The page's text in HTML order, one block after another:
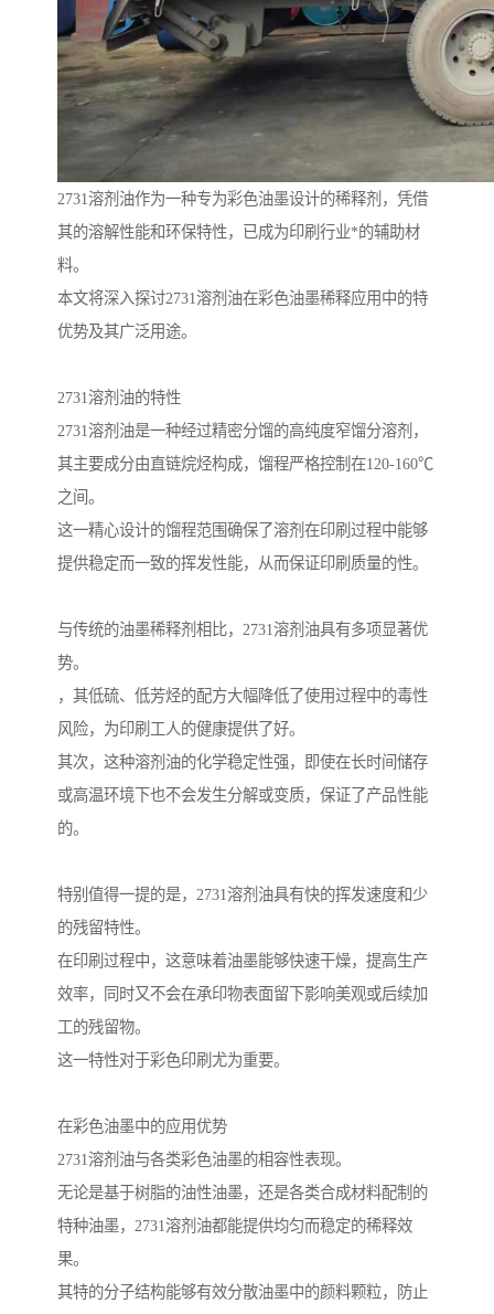
2731溶剂油作为一种专为彩色油墨设计的稀释剂，凭借
其的溶解性能和环保特性，已成为印刷行业*的辅助材
料。
本文将深入探讨2731溶剂油在彩色油墨稀释应用中的特
优势及其广泛用途。
2731溶剂油的特性
2731溶剂油是一种经过精密分馏的高纯度窄馏分溶剂，
其主要成分由直链烷烃构成，馏程严格控制在120-160℃
之间。
这一精心设计的馏程范围确保了溶剂在印刷过程中能够
提供稳定而一致的挥发性能，从而保证印刷质量的性。
与传统的油墨稀释剂相比，2731溶剂油具有多项显著优
势。
，其低硫、低芳烃的配方大幅降低了使用过程中的毒性
风险，为印刷工人的健康提供了好。
其次，这种溶剂油的化学稳定性强，即使在长时间储存
或高温环境下也不会发生分解或变质，保证了产品性能
的。
特别值得一提的是，2731溶剂油具有快的挥发速度和少
的残留特性。
在印刷过程中，这意味着油墨能够快速干燥，提高生产
效率，同时又不会在承印物表面留下影响美观或后续加
工的残留物。
这一特性对于彩色印刷尤为重要。
在彩色油墨中的应用优势
2731溶剂油与各类彩色油墨的相容性表现。
无论是基于树脂的油性油墨，还是各类合成材料配制的
特种油墨，2731溶剂油都能提供均匀而稳定的稀释效
果。
其特的分子结构能够有效分散油墨中的颜料颗粒，防止